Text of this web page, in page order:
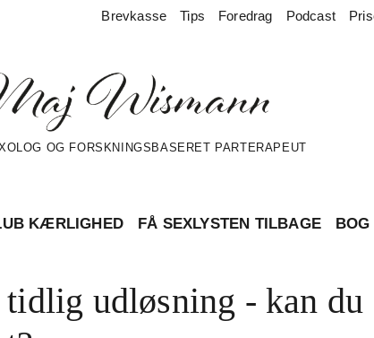
Brevkasse Tips Foredrag Podcast
OG FORSKNINGSBASERET PARTERAPEUT
KÆRLIGHED FÅ SEXLYSTEN TILBAGE BOG
udløsning - kan du